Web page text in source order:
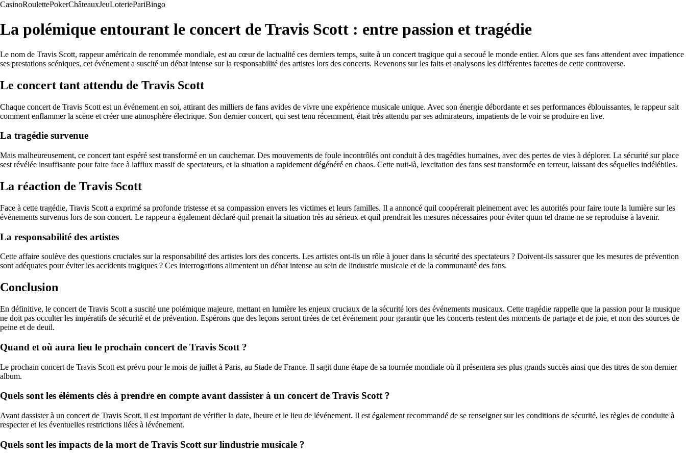
CasinoRoulettePokerChâteauxJeuLoteriePariBingo
La polémique entourant le concert de Travis Scott : entre passion et tragédie
Le nom de Travis Scott, rappeur américain de renommée mondiale, est au cœur de lactualité ces derniers temps, suite à un concert tragique qui a secoué le monde entier. Alors que ses fans attendent avec impatience
ses prestations scéniques, cet événement a suscité un débat intense sur la responsabilité des artistes lors des concerts. Revenons sur les faits et analysons les différentes facettes de cette controverse.
Le concert tant attendu de Travis Scott
Chaque concert de Travis Scott est un événement en soi, attirant des milliers de fans avides de vivre une expérience musicale unique. Avec son énergie débordante et ses performances éblouissantes, le rappeur sait
comment enflammer la scène et créer une atmosphère électrique. Son dernier concert, qui sest tenu récemment, était très attendu par ses admirateurs, impatients de le voir se produire en live.
La tragédie survenue
Mais malheureusement, ce concert tant espéré sest transformé en un cauchemar. Des mouvements de foule incontrôlés ont conduit à des tragédies humaines, avec des pertes de vies à déplorer. La sécurité sur place
sest révélée insuffisante pour faire face à lafflux massif de spectateurs, et la situation a rapidement dégénéré en chaos. Cette nuit-là, lexcitation des fans sest transformée en terreur, laissant des séquelles indélébiles.
La réaction de Travis Scott
Face à cette tragédie, Travis Scott a exprimé sa profonde tristesse et sa compassion envers les victimes et leurs familles. Il a annoncé quil coopérerait pleinement avec les autorités pour faire toute la lumière sur les
événements survenus lors de son concert. Le rappeur a également déclaré quil prenait la situation très au sérieux et quil prendrait les mesures nécessaires pour éviter quun tel drame ne se reproduise à lavenir.
La responsabilité des artistes
Cette affaire soulève des questions cruciales sur la responsabilité des artistes lors des concerts. Les artistes ont-ils un rôle à jouer dans la sécurité des spectateurs ? Doivent-ils sassurer que les mesures de prévention
sont adéquates pour éviter les accidents tragiques ? Ces interrogations alimentent un débat intense au sein de lindustrie musicale et de la communauté des fans.
Conclusion
En définitive, le concert de Travis Scott a suscité une polémique majeure, mettant en lumière les enjeux cruciaux de la sécurité lors des événements musicaux. Cette tragédie rappelle que la passion pour la musique
ne doit pas occulter les impératifs de sécurité et de prévention. Espérons que des leçons seront tirées de cet événement pour garantir que les concerts restent des moments de partage et de joie, et non des sources de
peine et de deuil.
Quand et où aura lieu le prochain concert de Travis Scott ?
Le prochain concert de Travis Scott est prévu pour le mois de juillet à Paris, au Stade de France. Il sagit dune étape de sa tournée mondiale où il présentera ses plus grands succès ainsi que des titres de son dernier
album.
Quels sont les éléments clés à prendre en compte avant dassister à un concert de Travis Scott ?
Avant dassister à un concert de Travis Scott, il est important de vérifier la date, lheure et le lieu de lévénement. Il est également recommandé de se renseigner sur les conditions de sécurité, les règles de conduite à
respecter et les éventuelles restrictions liées à lévénement.
Quels sont les impacts de la mort de Travis Scott sur lindustrie musicale ?